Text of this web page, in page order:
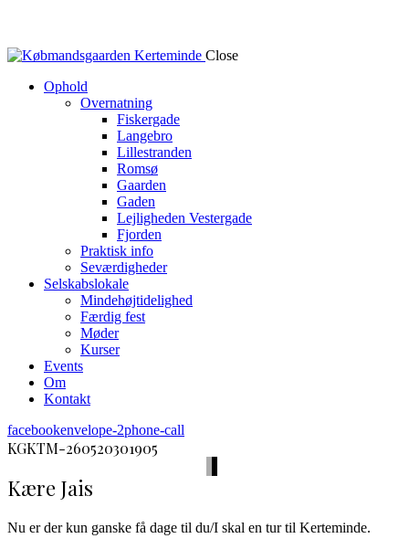
Close
Ophold
Overnatning
Fiskergade
Langebro
Lillestranden
Romsø
Gaarden
Gaden
Lejligheden Vestergade
Fjorden
Praktisk info
Seværdigheder
Selskabslokale
Mindehøjtidelighed
Færdig fest
Møder
Kurser
Events
Om
Kontakt
facebookenvelope-2phone-call
KGKTM-260520301905
Kære Jais
Nu er der kun ganske få dage til du/I skal en tur til Kerteminde.